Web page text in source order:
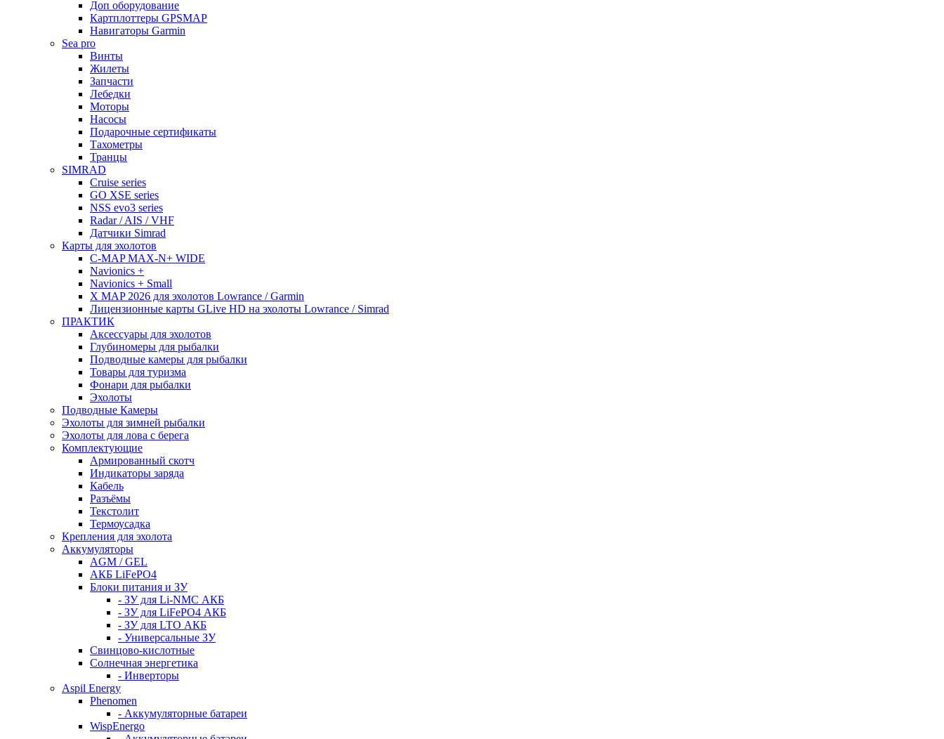
Доп оборудование
Картплоттеры GPSMAP
Навигаторы Garmin
Sea pro
Винты
Жилеты
Запчасти
Лебедки
Моторы
Насосы
Подарочные сертификаты
Тахометры
Транцы
SIMRAD
Cruise series
GO XSE series
NSS evo3 series
Radar / AIS / VHF
Датчики Simrad
Карты для эхолотов
C-MAP MAX-N+ WIDE
Navionics +
Navionics + Small
X MAP 2026 для эхолотов Lowrance / Garmin
Лицензионные карты GLive HD на эхолоты Lowrance / Simrad
ПРАКТИК
Аксессуары для эхолотов
Глубиномеры для рыбалки
Подводные камеры для рыбалки
Товары для туризма
Фонари для рыбалки
Эхолоты
Подводные Камеры
Эхолоты для зимней рыбалки
Эхолоты для лова с берега
Комплектующие
Армированный скотч
Индикаторы заряда
Кабель
Разъёмы
Текстолит
Термоусадка
Крепления для эхолота
Аккумуляторы
AGM / GEL
АКБ LiFePO4
Блоки питания и ЗУ
- ЗУ для Li-NMC АКБ
- ЗУ для LiFePO4 АКБ
- ЗУ для LTO АКБ
- Универсальные ЗУ
Свинцово-кислотные
Солнечная энергетика
- Инверторы
Aspil Energy
Phenomen
- Аккумуляторные батареи
WispEnergo